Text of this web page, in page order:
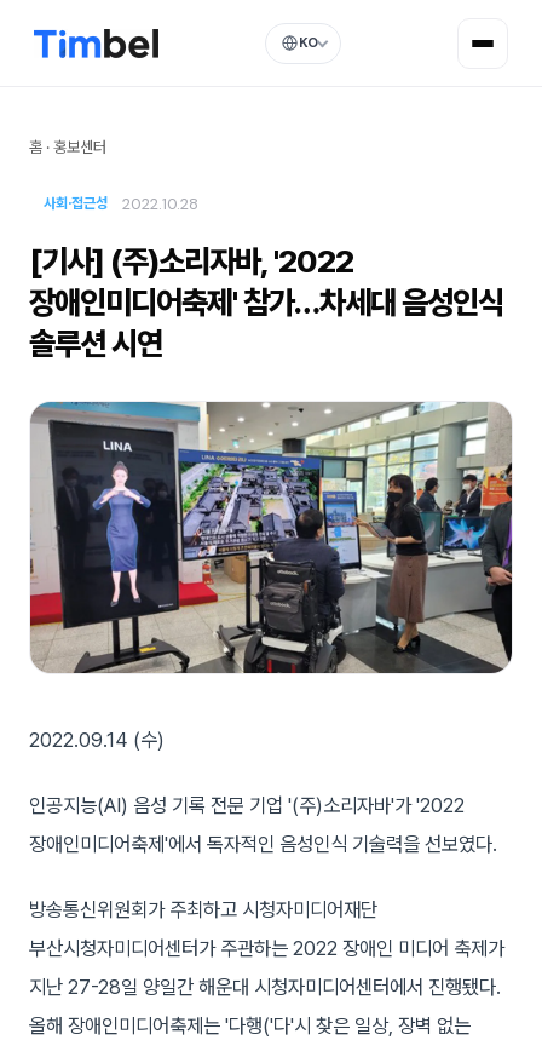
KO
홈 · 홍보센터
사회·접근성 2022.10.28
[기사] (주)소리자바, '2022
장애인미디어축제' 참가…차세대 음성인식
솔루션 시연
2022.09.14 (수)
인공지능(AI) 음성 기록 전문 기업 '(주)소리자바'가 '2022
장애인미디어축제'에서 독자적인 음성인식 기술력을 선보였다.
방송통신위원회가 주최하고 시청자미디어재단
부산시청자미디어센터가 주관하는 2022 장애인 미디어 축제가
지난 27-28일 양일간 해운대 시청자미디어센터에서 진행됐다.
올해 장애인미디어축제는 '다행('다'시 찾은 일상, 장벽 없는